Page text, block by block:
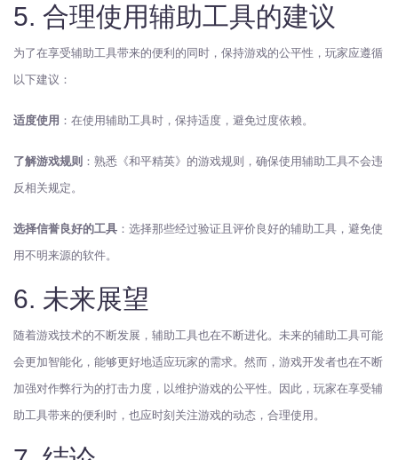
5. 合理使用辅助工具的建议
为了在享受辅助工具带来的便利的同时，保持游戏的公平性，玩家应遵循
以下建议：
适度使用 ：在使用辅助工具时，保持适度，避免过度依赖。
了解游戏规则 ：熟悉《和平精英》的游戏规则，确保使用辅助工具不会违
反相关规定。
选择信誉良好的工具 ：选择那些经过验证且评价良好的辅助工具，避免使
用不明来源的软件。
6. 未来展望
随着游戏技术的不断发展，辅助工具也在不断进化。未来的辅助工具可能
会更加智能化，能够更好地适应玩家的需求。然而，游戏开发者也在不断
加强对作弊行为的打击力度，以维护游戏的公平性。因此，玩家在享受辅
助工具带来的便利时，也应时刻关注游戏的动态，合理使用。